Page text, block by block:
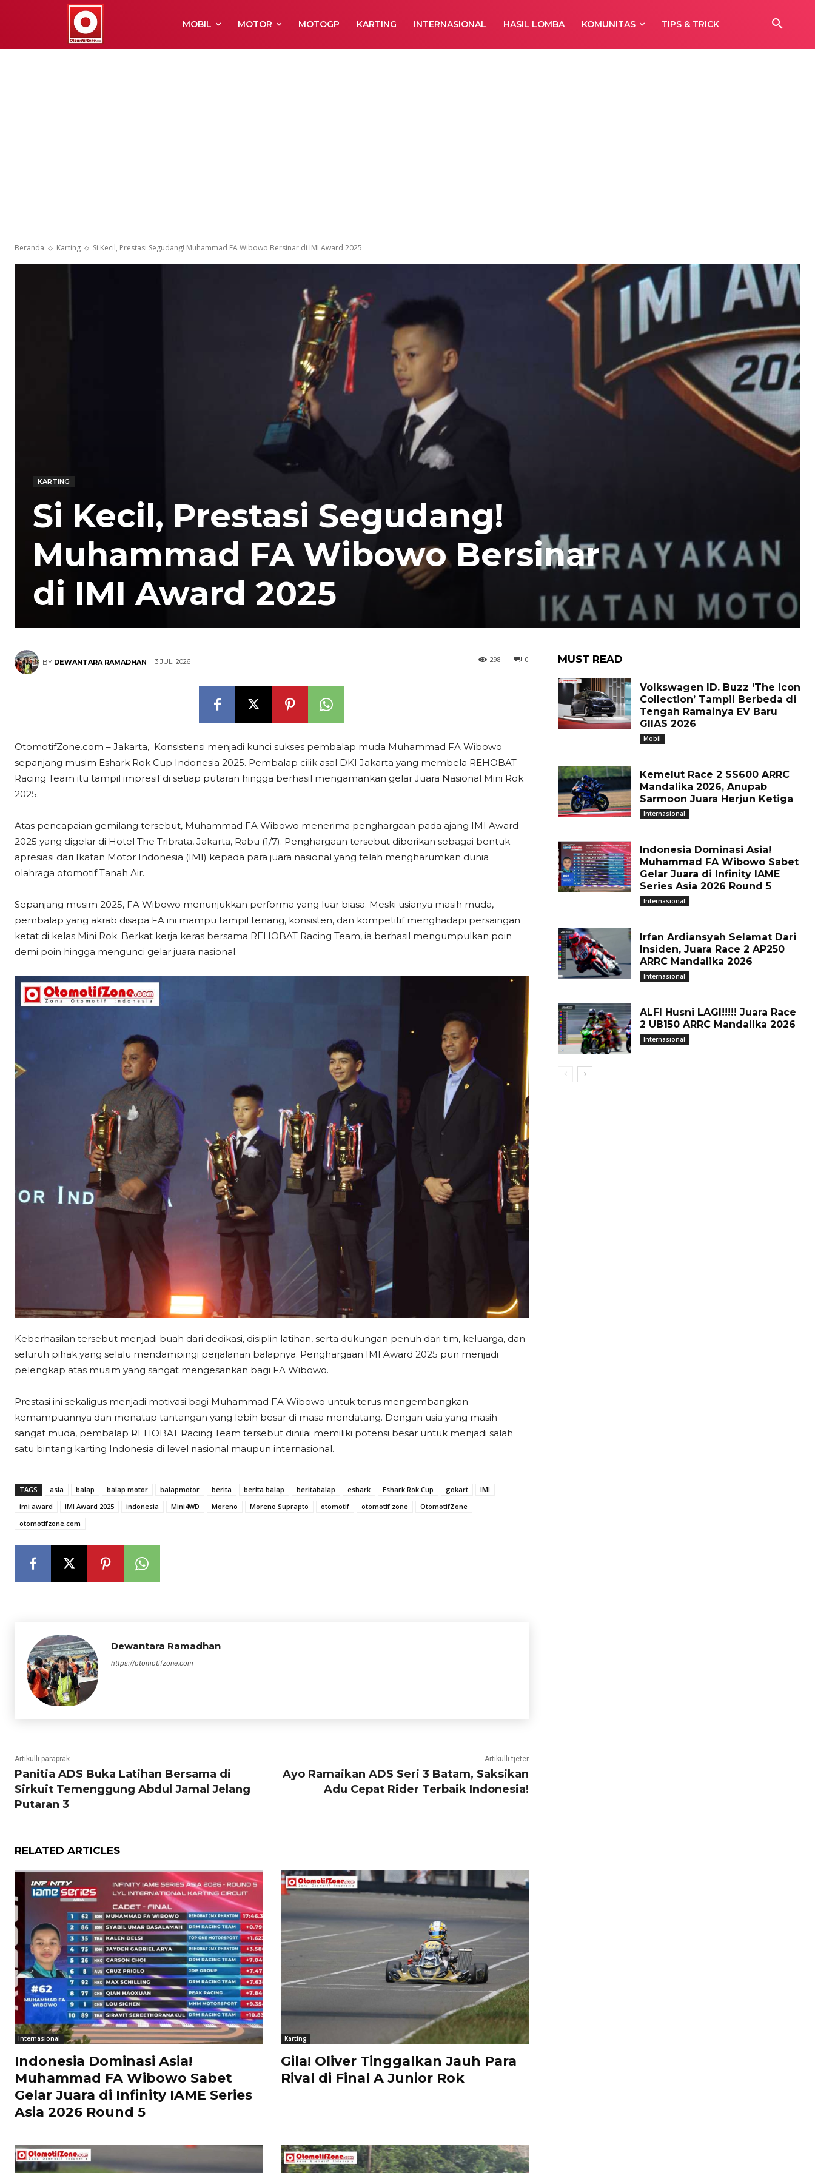
MOBIL MOTOR MOTOGP KARTING INTERNASIONAL HASIL LOMBA KOMUNITAS TIPS & TRICK
Beranda Karting Si Kecil, Prestasi Segudang! Muhammad FA Wibowo Bersinar di IMI Award 2025
KARTING
Si Kecil, Prestasi Segudang!
Muhammad FA Wibowo Bersinar
di IMI Award 2025
BY DEWANTARA RAMADHAN 3 JULI 2026 0
298
OtomotifZone.com – Jakarta, Konsistensi menjadi kunci sukses pembalap muda Muhammad FA Wibowo
sepanjang musim Eshark Rok Cup Indonesia 2025. Pembalap cilik asal DKI Jakarta yang membela REHOBAT
Racing Team itu tampil impresif di setiap putaran hingga berhasil mengamankan gelar Juara Nasional Mini Rok
2025.
Atas pencapaian gemilang tersebut, Muhammad FA Wibowo menerima penghargaan pada ajang IMI Award
2025 yang digelar di Hotel The Tribrata, Jakarta, Rabu (1/7). Penghargaan tersebut diberikan sebagai bentuk
apresiasi dari Ikatan Motor Indonesia (IMI) kepada para juara nasional yang telah mengharumkan dunia
olahraga otomotif Tanah Air.
Sepanjang musim 2025, FA Wibowo menunjukkan performa yang luar biasa. Meski usianya masih muda,
pembalap yang akrab disapa FA ini mampu tampil tenang, konsisten, dan kompetitif menghadapi persaingan
ketat di kelas Mini Rok. Berkat kerja keras bersama REHOBAT Racing Team, ia berhasil mengumpulkan poin
demi poin hingga mengunci gelar juara nasional.
Keberhasilan tersebut menjadi buah dari dedikasi, disiplin latihan, serta dukungan penuh dari tim, keluarga, dan
seluruh pihak yang selalu mendampingi perjalanan balapnya. Penghargaan IMI Award 2025 pun menjadi
pelengkap atas musim yang sangat mengesankan bagi FA Wibowo.
Prestasi ini sekaligus menjadi motivasi bagi Muhammad FA Wibowo untuk terus mengembangkan
kemampuannya dan menatap tantangan yang lebih besar di masa mendatang. Dengan usia yang masih
sangat muda, pembalap REHOBAT Racing Team tersebut dinilai memiliki potensi besar untuk menjadi salah
satu bintang karting Indonesia di level nasional maupun internasional.
TAGS asia balap balap motor balapmotor berita berita balap beritabalap eshark Eshark Rok Cup gokart
IMI
imi award
IMI Award 2025 indonesia Mini4WD Moreno Moreno Suprapto otomotif otomotif zone
OtomotifZone
otomotifzone.com
Dewantara Ramadhan
https://otomotifzone.com
Artikulli paraprak
Panitia ADS Buka Latihan Bersama di
Sirkuit Temenggung Abdul Jamal Jelang
Putaran 3
Artikulli tjetër
Ayo Ramaikan ADS Seri 3 Batam, Saksikan
Adu Cepat Rider Terbaik Indonesia!
RELATED ARTICLES
Internasional
Indonesia Dominasi Asia!
Muhammad FA Wibowo Sabet
Gelar Juara di Infinity IAME Series
Asia 2026 Round 5
Karting
Gila! Oliver Tinggalkan Jauh Para
Rival di Final A Junior Rok
MUST READ
Volkswagen ID. Buzz ‘The Icon
Collection’ Tampil Berbeda di
Tengah Ramainya EV Baru
GIIAS 2026
Mobil
Kemelut Race 2 SS600 ARRC
Mandalika 2026, Anupab
Sarmoon Juara Herjun Ketiga
Internasional
Indonesia Dominasi Asia!
Muhammad FA Wibowo Sabet
Gelar Juara di Infinity IAME
Series Asia 2026 Round 5
Internasional
Irfan Ardiansyah Selamat Dari
Insiden, Juara Race 2 AP250
ARRC Mandalika 2026
Internasional
ALFI Husni LAGI!!!!! Juara Race
2 UB150 ARRC Mandalika 2026
Internasional